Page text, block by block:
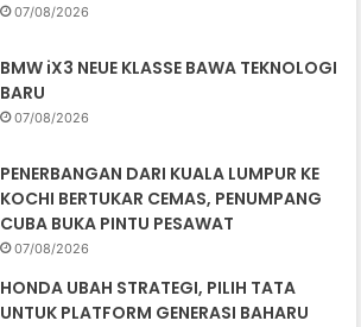
07/08/2026
BMW iX3 NEUE KLASSE BAWA TEKNOLOGI
BARU
07/08/2026
PENERBANGAN DARI KUALA LUMPUR KE
KOCHI BERTUKAR CEMAS, PENUMPANG
CUBA BUKA PINTU PESAWAT
07/08/2026
HONDA UBAH STRATEGI, PILIH TATA
UNTUK PLATFORM GENERASI BAHARU